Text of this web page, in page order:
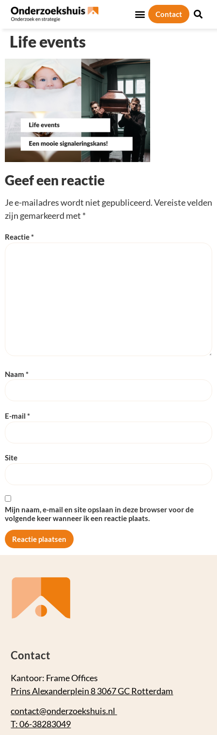
Contact
Life events
Geef een reactie
Je e-mailadres wordt niet gepubliceerd.Vereiste velden
zijn gemarkeerd met *
Reactie*
Naam *
E-mail *
Site
Mijn naam, e-mail en site opslaan in deze browser voor de
volgende keer wanneer ik een reactie plaats.
Contact
Kantoor: Frame Offices
Prins Alexanderplein 8 3067 GC Rotterdam
contact@onderzoekshuis.nl
T: 06-38283049